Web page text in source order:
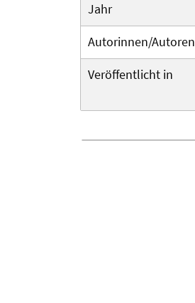
Jahr
Autorinnen/Autoren
Veröffentlicht in